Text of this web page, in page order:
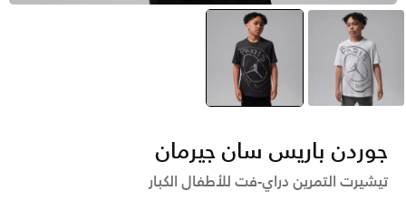
أسود selected
متعدد
جوردن باريس سان جيرمان
تيشيرت التمرين دراي-فت للأطفال الكبار